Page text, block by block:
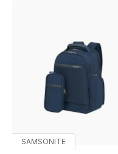
SAMSONITE